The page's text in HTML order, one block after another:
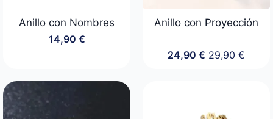
Anillo con Nombres
14,90 €
Anillo con Proyección
29,90€
El
24,90€ El